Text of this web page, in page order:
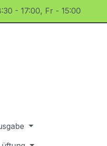
- 17:00, Fr - 15:00